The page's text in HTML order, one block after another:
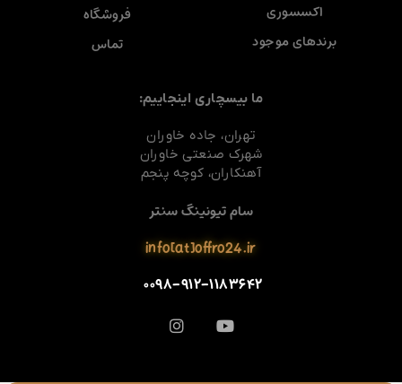
اکسسوری
برندهای موجود
فروشگاه
تماس
ما بیسچاری اینجاییم:
تهران، جاده خاوران
شهرک صنعتی خاوران
آهنکاران، کوچه پنجم
سام تیونینگ سنتر
info[at]offro24.ir
۰۰۹۸-۹۱۲-۱۱۸۳۶۴۲